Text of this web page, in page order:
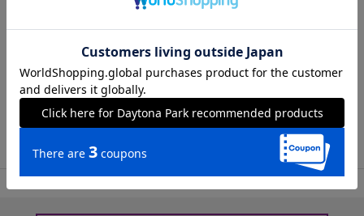
男性
40代後半 179cm 60～64kg 27.5cm
参考になった